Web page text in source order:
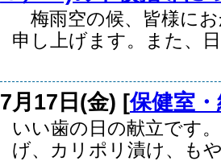
梅雨空の候、皆様に
申し上げます。また、
7月17日(金) [保健室
いい歯の日の献立です
げ、カリポリ漬け、も